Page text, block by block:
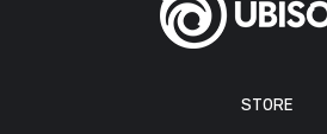
STORE